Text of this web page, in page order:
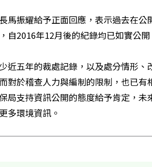
馬振耀給予正面回應，表示過去在公
自2016年12月後的紀錄均已如實公開
近五年的裁處記錄，以及處分情形、
對於稽查人力與編制的限制，也已有
局支持資訊公開的態度給予肯定，未
多環境資訊。